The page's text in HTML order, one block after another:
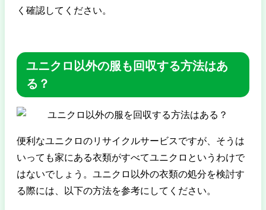
く確認してください。
ユニクロ以外の服も回収する方法はあ
る？
便利なユニクロのリサイクルサービスですが、そうは
いっても家にある衣類がすべてユニクロというわけで
はないでしょう。ユニクロ以外の衣類の処分を検討す
る際には、以下の方法を参考にしてください。